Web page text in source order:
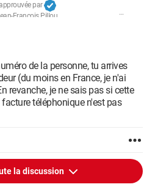
par
François Pillou
de la personne, tu arrives
(du moins en France, je n'ai
revanche, je ne sais pas si cette
téléphonique n'est pas
la discussion